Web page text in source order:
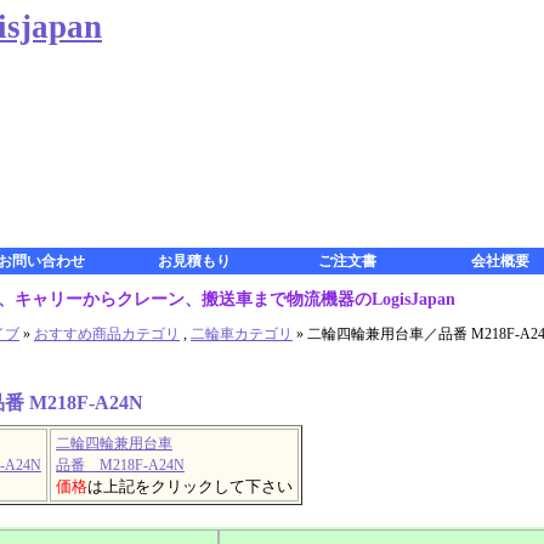
問い合わせ お見積もり ご注文書 会社概要
キャリーからクレーン、搬送車まで物流機器のLogisJapan
ブ » おすすめ商品カテゴリ , 二輪車カテゴリ » 二輪四輪兼用台車／品番 M218F-
M218F-A24N
二輪四輪兼用台車
品番 M218F-A24N
価格は上記をクリックして下さい